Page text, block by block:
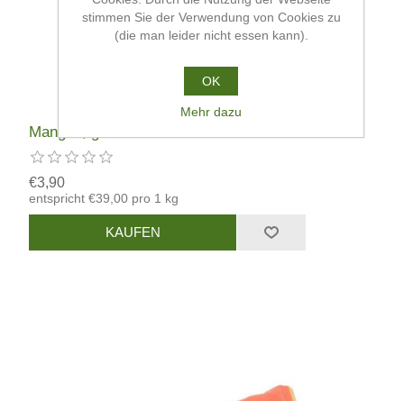
Mangos, getrocknet in Streifen
€3,90
entspricht €39,00 pro 1 kg
stimmen Sie der Verwendung von Cookies zu
(die man leider nicht essen kann).
OK
Mehr dazu